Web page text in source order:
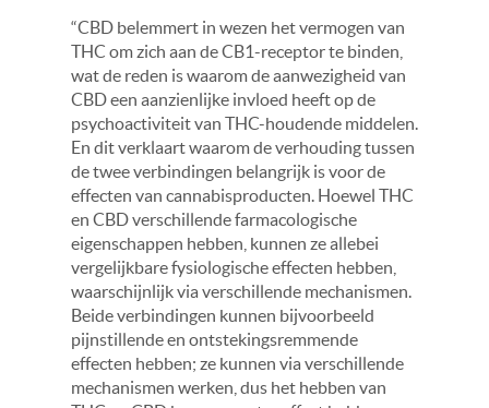
“CBD belemmert in wezen het vermogen van
THC om zich aan de CB1-receptor te binden,
wat de reden is waarom de aanwezigheid van
CBD een aanzienlijke invloed heeft op de
psychoactiviteit van THC-houdende middelen.
En dit verklaart waarom de verhouding tussen
de twee verbindingen belangrijk is voor de
effecten van cannabisproducten. Hoewel THC
en CBD verschillende farmacologische
eigenschappen hebben, kunnen ze allebei
vergelijkbare fysiologische effecten hebben,
waarschijnlijk via verschillende mechanismen.
Beide verbindingen kunnen bijvoorbeeld
pijnstillende en ontstekingsremmende
effecten hebben; ze kunnen via verschillende
mechanismen werken, dus het hebben van